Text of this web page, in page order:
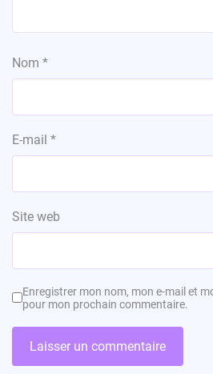
Nom *
E-mail *
Site web
Enregistrer mon nom, mon e-mail et
pour mon prochain commentaire.